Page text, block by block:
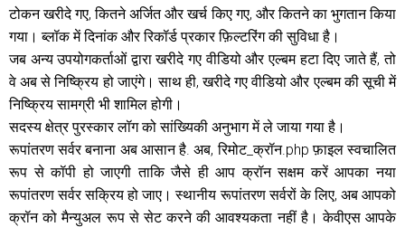
टोकन खरीदे गए, कितने अर्जित और खर्च किए गए, और कितने का भुगतान किया
गया। ब्लॉक में दिनांक और रिकॉर्ड प्रकार फ़िल्टरिंग की सुविधा है।
जब अन्य उपयोगकर्ताओं द्वारा खरीदे गए वीडियो और एल्बम हटा दिए जाते हैं, तो
वे अब से निष्क्रिय हो जाएंगे। साथ ही, खरीदे गए वीडियो और एल्बम की सूची में
निष्क्रिय सामग्री भी शामिल होगी।
सदस्य क्षेत्र पुरस्कार लॉग को सांख्यिकी अनुभाग में ले जाया गया है।
रूपांतरण सर्वर बनाना अब आसान है. अब, रिमोट_क्रॉन.php फ़ाइल स्वचालित
रूप से कॉपी हो जाएगी ताकि जैसे ही आप क्रॉन सक्षम करें आपका नया
रूपांतरण सर्वर सक्रिय हो जाए। स्थानीय रूपांतरण सर्वरों के लिए, अब आपको
क्रॉन को मैन्युअल रूप से सेट करने की आवश्यकता नहीं है। केवीएस आपके